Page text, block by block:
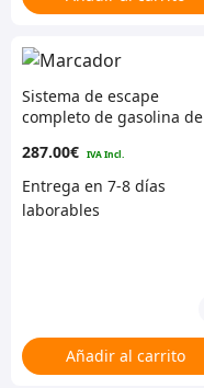
Sistema de escape
completo de gasolina de
la izquierda
287.00€
Añadir al carrito